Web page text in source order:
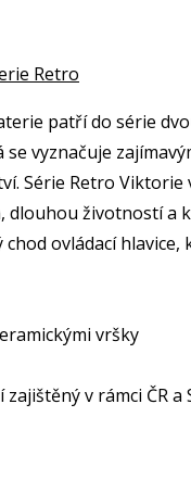
Retro
patří do série
vyznačuje
Série Retro Viktorie
dlouhou životností a
ovládací
vršky
v rámci ČR a